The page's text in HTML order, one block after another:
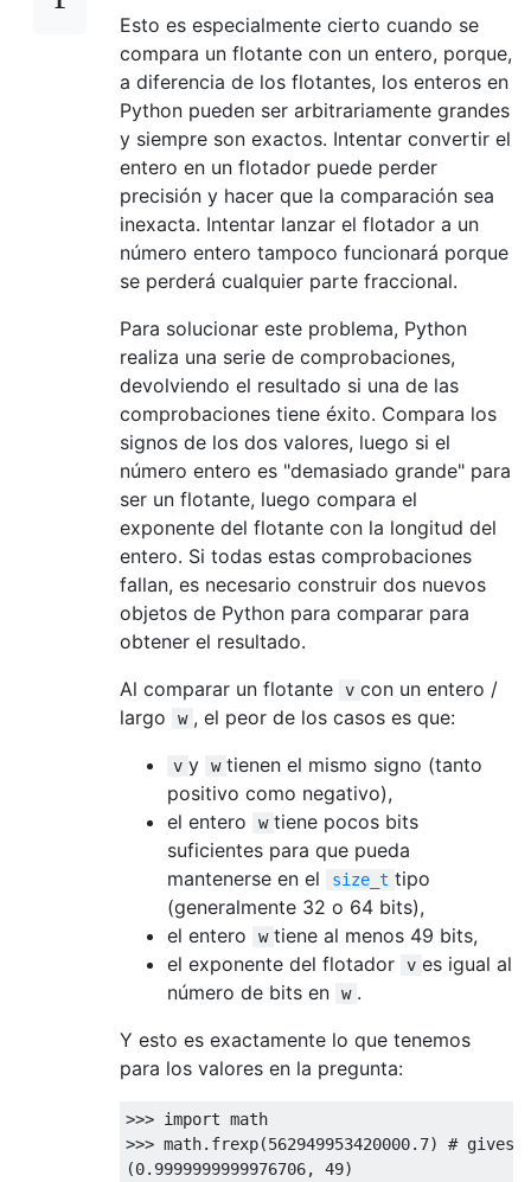
Esto es especialmente cierto cuando se
compara un flotante con un entero, porque,
a diferencia de los flotantes, los enteros en
Python pueden ser arbitrariamente grandes
y siempre son exactos. Intentar convertir el
entero en un flotador puede perder
precisión y hacer que la comparación sea
inexacta. Intentar lanzar el flotador a un
número entero tampoco funcionará porque
se perderá cualquier parte fraccional.
Para solucionar este problema, Python
realiza una serie de comprobaciones,
devolviendo el resultado si una de las
comprobaciones tiene éxito. Compara los
signos de los dos valores, luego si el
número entero es "demasiado grande" para
ser un flotante, luego compara el
exponente del flotante con la longitud del
entero. Si todas estas comprobaciones
fallan, es necesario construir dos nuevos
objetos de Python para comparar para
obtener el resultado.
Al comparar un flotante
v con un entero /
largo
w , el peor de los casos es que:
v y w tienen el mismo signo (tanto
positivo como negativo),
el entero
w tiene pocos bits
suficientes para que pueda
mantenerse en el
size_t tipo
(generalmente 32 o 64 bits),
el entero
w tiene al menos 49 bits,
el exponente del flotador
v es igual al
número de bits en
w .
Y esto es exactamente lo que tenemos
para los valores en la pregunta:
>>> import
>>> math. frexp(562949953420000.7)
# gives
(0.9999999999976706, 49)